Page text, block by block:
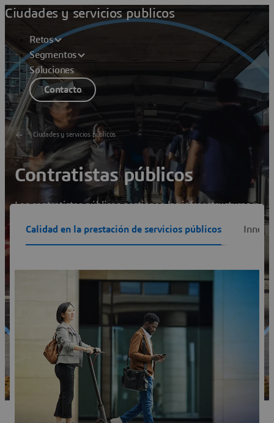
Ciudades y servicios publicos
Retos
Segmentos
Soluciones
Contacto
Ciudades y servicios públicos
Contratistas públicos
Los contratistas públicos gestionan las infraestructuras y
para ofrecer un servicio de mejor calidad a los
ciudadanos.
Calidad en la prestación de servicios públicos